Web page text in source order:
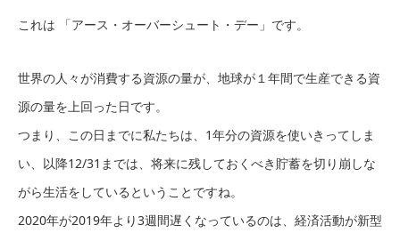
これは 「アース・オーバーシュート・デー」です。
世界の人々が消費する資源の量が、地球が１年間で生産できる資
源の量を上回った日です。
つまり、この日までに私たちは、1年分の資源を使いきってしま
い、以降12/31までは、将来に残しておくべき貯蓄を切り崩しな
がら生活をしているということですね。
2020年が2019年より3週間遅くなっているのは、経済活動が新型